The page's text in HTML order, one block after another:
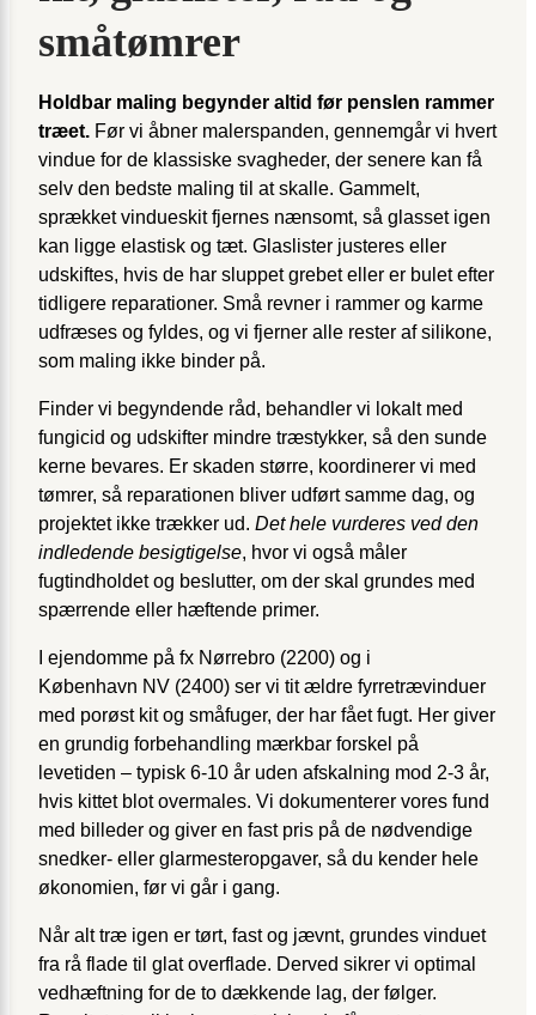
småtømrer
Holdbar maling begynder altid før penslen rammer
træet. Før vi åbner malerspanden, gennemgår vi hvert
vindue for de klassiske svagheder, der senere kan få
selv den bedste maling til at skalle. Gammelt,
sprækket vindueskit fjernes nænsomt, så glasset igen
kan ligge elastisk og tæt. Glaslister justeres eller
udskiftes, hvis de har sluppet grebet eller er bulet efter
tidligere reparationer. Små revner i rammer og karme
udfræses og fyldes, og vi fjerner alle rester af silikone,
som maling ikke binder på.
Finder vi begyndende råd, behandler vi lokalt med
fungicid og udskifter mindre træstykker, så den sunde
kerne bevares. Er skaden større, koordinerer vi med
tømrer, så reparationen bliver udført samme dag, og
projektet ikke trækker ud. Det hele vurderes ved den
indledende besigtigelse, hvor vi også måler
fugtindholdet og beslutter, om der skal grundes med
spærrende eller hæftende primer.
I ejendomme på fx Nørrebro (2200) og i
København NV (2400) ser vi tit ældre fyrretrævinduer
med porøst kit og småfuger, der har fået fugt. Her giver
en grundig forbehandling mærkbar forskel på
levetiden – typisk 6-10 år uden afskalning mod 2-3 år,
hvis kittet blot overmales. Vi dokumenterer vores fund
med billeder og giver en fast pris på de nødvendige
snedker- eller glarmesteropgaver, så du kender hele
økonomien, før vi går i gang.
Når alt træ igen er tørt, fast og jævnt, grundes vinduet
fra rå flade til glat overflade. Derved sikrer vi optimal
vedhæftning for de to dækkende lag, der følger.